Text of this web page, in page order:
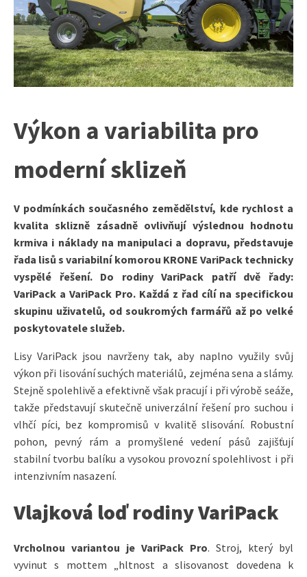
Výkon a variabilita pro
moderní sklizeň
V podmínkách současného zemědělství, kde rychlost a
kvalita sklizně zásadně ovlivňují výslednou hodnotu
krmiva i náklady na manipulaci a dopravu, představuje
řada lisů s variabilní komorou KRONE VariPack technicky
vyspělé řešení. Do rodiny VariPack patří dvě řady:
VariPack a VariPack Pro. Každá z řad cílí na specifickou
skupinu uživatelů, od soukromých farmářů až po velké
poskytovatele služeb.
Lisy VariPack jsou navrženy tak, aby naplno využily svůj
výkon při lisování suchých materiálů, zejména sena a slámy.
Stejně spolehlivě a efektivně však pracují i při výrobě seáže,
takže představují skutečně univerzální řešení pro suchou i
vlhčí píci, bez kompromisů v kvalitě slisování. Robustní
pohon, pevný rám a promyšlené vedení pásů zajišťují
stabilní tvorbu balíku a vysokou provozní spolehlivost i při
intenzivním nasazení.
Vlajková loď rodiny VariPack
Vrcholnou variantou je VariPack Pro. Stroj, který byl
vyvinut s mottem „hltnost a slisovanost dovedena k